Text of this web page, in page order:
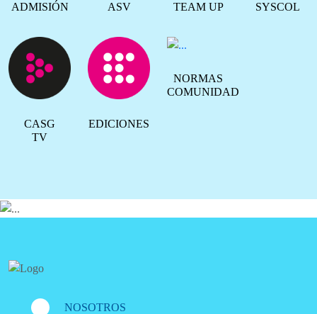
ADMISIÓN ASV TEAM UP SYSCOL
CASG
TV
EDICIONES
NORMAS
COMUNIDAD
NOSOTROS